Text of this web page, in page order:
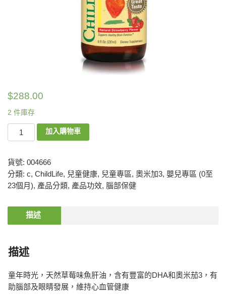
$288.00
2 件庫存
加入購物車
貨號: 004666
分類: c, ChildLife, 兒童健康, 兒童專區, 奧米加3, 嬰兒專區 (0至
23個月), 產品分類, 產品功效, 腦部保健
描述
描述
童年時光，天然草莓味魚肝油，含有豐富的DHA和奧米茄3，有
助腦部及眼睛發展，維持心血管健康